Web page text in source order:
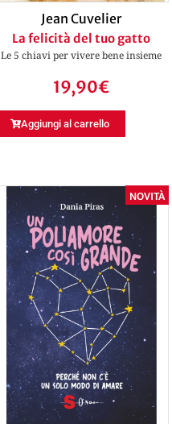
Jean Cuvelier
La felicità del tuo gatto
Le 5 chiavi per vivere bene insieme
19,90€
Aggiungi al carrello
NOVITÀ